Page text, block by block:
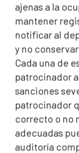
ajenas a la
mantener
notificar al
y no
Cada una de
patrocinador
sanciones
patrocinador
correcto o no
adecuadas
auditoría